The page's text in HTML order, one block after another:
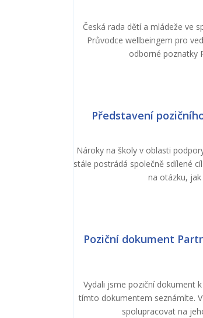
Česká rada dětí a mládeže ve
Průvodce wellbeingem pro
odborné poznatky
Představení
Nároky na školy v oblasti
stále postrádá společně sdílené
na otázku,
Poziční dokument
Vydali jsme poziční dokument
tímto dokumentem seznámíte.
spolupracovat na